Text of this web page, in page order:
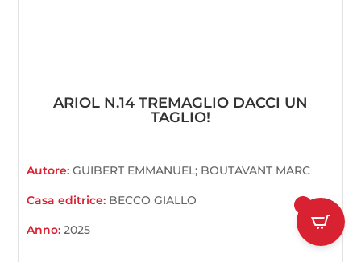
ARIOL N.14 TREMAGLIO DACCI UN
TAGLIO!
Autore:GUIBERT EMMANUEL; BOUTAVANT MARC
Casa editrice: BECCO GIALLO
Anno:2025